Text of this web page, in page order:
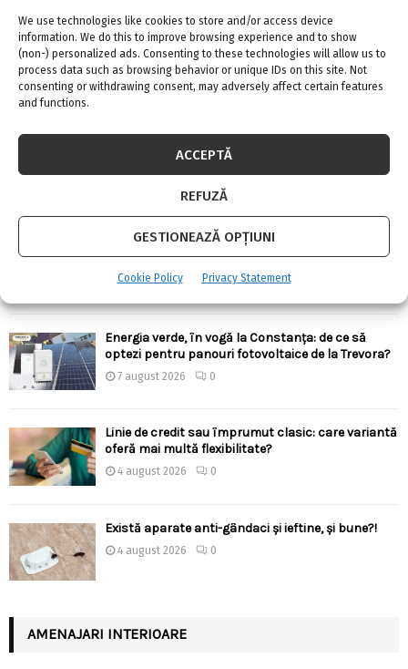
We use technologies like cookies to store and/or access device
information. We do this to improve browsing experience and to show
(non-) personalized ads. Consenting to these technologies will allow us to
process data such as browsing behavior or unique IDs on this site. Not
consenting or withdrawing consent, may adversely affect certain features
and functions.
ACCEPTĂ
REFUZĂ
GESTIONEAZĂ OPȚIUNI
Cookie Policy Privacy Statement
ARTICOLE RECENTE
Confort termic pe timpul verii cu soluțiile de
climatizare de la Casa Instalatorului
Top 5 meserii în domeniul construcțiilor
Energia verde, în vogă la Constanța: de ce să
optezi pentru panouri fotovoltaice de la Trevora?
7 august 2026 0
Linie de credit sau împrumut clasic: care variantă
oferă mai multă flexibilitate?
4 august 2026 0
Există aparate anti-gândaci și ieftine, și bune?!
4 august 2026 0
AMENAJARI INTERIOARE